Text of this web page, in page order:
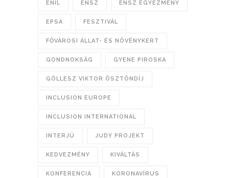
ENIL ENSZ ENSZ EGYEZMÉNY
EPSA FESZTIVÁL
FŐVÁROSI ÁLLAT- ÉS NÖVÉNYKERT
GONDNOKSÁG GYENE PIROSKA
GÖLLESZ VIKTOR ÖSZTÖNDÍJ
INCLUSION EUROPE
INCLUSION INTERNATIONAL
INTERJÚ JUDY PROJEKT
KEDVEZMÉNY KIVÁLTÁS
KONFERENCIA KORONAVÍRUS